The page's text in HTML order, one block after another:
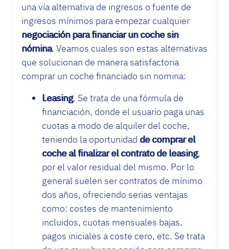
una vía alternativa de ingresos o fuente de
ingresos mínimos para empezar cualquier
negociación para financiar un coche sin
nómina. Veamos cuales son estas alternativas
que solucionan de manera satisfactoria
comprar un coche financiado sin nomina:
Leasing. Se trata de una fórmula de
financiación, donde el usuario paga unas
cuotas a modo de alquiler del coche,
teniendo la oportunidad de comprar el
coche al finalizar el contrato de leasing,
por el valor residual del mismo. Por lo
general suelen ser contratos de mínimo
dos años, ofreciendo serias ventajas
como: costes de mantenimiento
incluidos, cuotas mensuales bajas,
pagos iniciales a coste cero, etc. Se trata